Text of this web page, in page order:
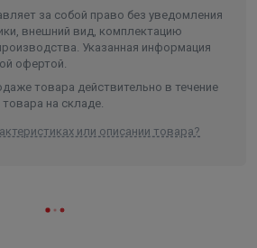
за собой право без уведомления
внешний вид, комплектацию
Указанная информация
офертой.
товара действительно в течение
на складе.
или описании товара?